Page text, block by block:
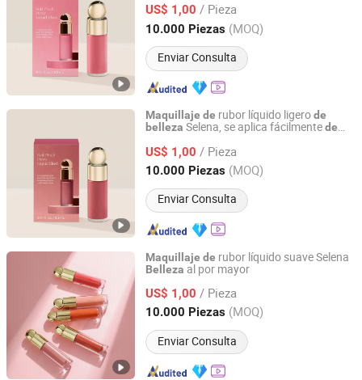
US$ 1,00 / Pieza
10.000 Piezas (MOQ)
Enviar Consulta
Guangdong, China Desde 2025
Maquillaje de rubor líquido ligerode
belleza Selena, se aplica fácilmentede
por mayor
US$ 1,00 / Pieza
10.000 Piezas (MOQ)
Enviar Consulta
Guangzhou Bo Xuan Ya Cosmetics Co., Ltd.
Guangdong, China Desde 2025
Maquillaje de rubor líquido suave Selena
Belleza al por mayor
US$ 1,00 / Pieza
10.000 Piezas (MOQ)
Enviar Consulta
Guangzhou Bo Xuan Ya Cosmetics Co., Ltd.
Guangdong, China Desde 2025